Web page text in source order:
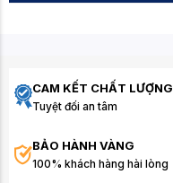
CAM KẾT CHẤT LƯỢNG
Tuyệt đối an tâm
BẢO HÀNH VÀNG
100% khách hàng hài lòng